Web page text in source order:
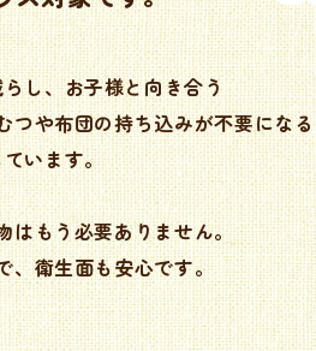
し、お子様と向き合う
つや布団の持ち込みが不要になる
います。
はもう必要ありません。
、衛生面も安心です。